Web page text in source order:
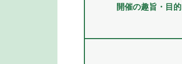
開催の趣旨・目的